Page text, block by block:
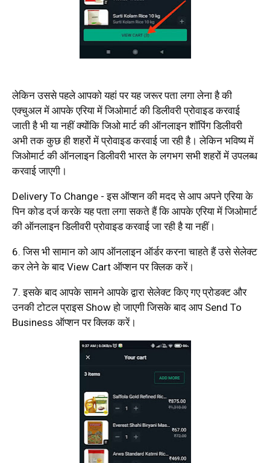
लेकिन उससे पहले आपको यहां पर यह जरूर पता लगा लेना है की
एक्चुअल में आपके एरिया में जिओमार्ट की डिलीवरी प्रोवाइड करवाई
जाती है भी या नहीं क्योंकि जिओ मार्ट की ऑनलाइन शॉपिंग डिलीवरी
अभी तक कुछ ही शहरों में प्रोवाइड करवाई जा रही है। लेकिन भविष्य में
जिओमार्ट की ऑनलाइन डिलीवरी भारत के लगभग सभी शहरों में उपलब्ध
करवाई जाएगी।
Delivery To Change - इस ऑप्शन की मदद से आप अपने एरिया के
पिन कोड दर्ज करके यह पता लगा सकते हैं कि आपके एरिया में जिओमार्ट
की ऑनलाइन डिलीवरी प्रोवाइड करवाई जा रही है या नहीं।
6. जिस भी सामान को आप ऑनलाइन ऑर्डर करना चाहते हैं उसे सेलेक्ट
कर लेने के बाद View Cart ऑप्शन पर क्लिक करें।
7. इसके बाद आपके सामने आपके द्वारा सेलेक्ट किए गए प्रोडक्ट और
उनकी टोटल प्राइस Show हो जाएगी जिसके बाद आप Send To
Business ऑप्शन पर क्लिक करें।